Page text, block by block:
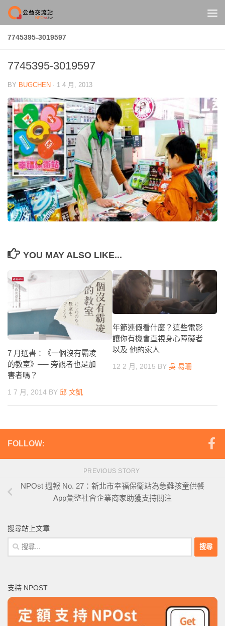
Skip to content
7745395-3019597
7745395-3019597
BY BUGCHEN · 1 4 月, 2013
YOU MAY ALSO LIKE...
7 月選書：《一個沒有霸凌
的教室》── 旁觀者也是加
害者嗎？
1 7 月, 2014 BY 邱 文凱
年節連假看什麼？這些電影
讓你有機會直視身心障礙者
以及 他的家人
12 2 月, 2015 BY 吳 易珊
FOLLOW:
PREVIOUS STORY
NPOst 週報 No. 27：新北市幸福保衛站為急難孩童供餐
App彙整社會企業商家助獲支持關注
搜尋站上文章
搜
尋
字:
支持 NPOST